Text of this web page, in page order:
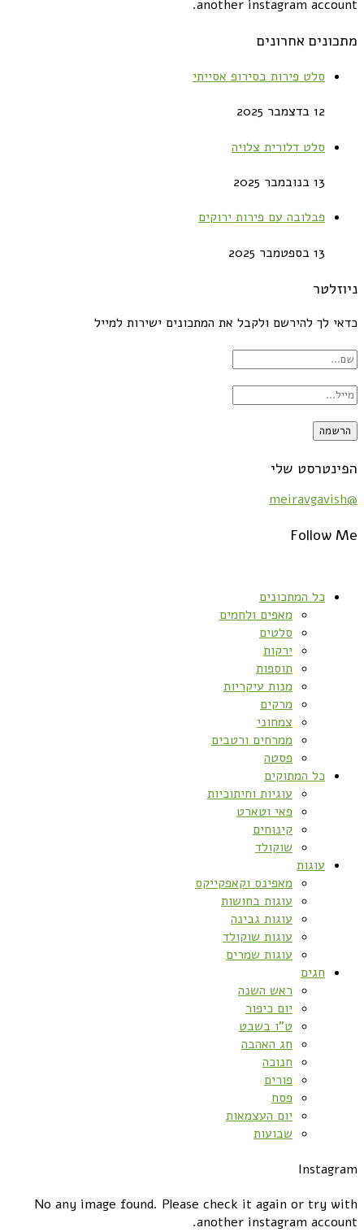
another instagram account.
מתכונים אחרונים
סלט פירות בסירופ אסייתי
12 בדצמבר 2025
סלט דלורית צלויה
13 בנובמבר 2025
פבלובה עם פירות ירוקים
13 בספטמבר 2025
ניוזלטר
כדאי לך להירשם ולקבל את המתכונים ישירות למייל
הפינטרסט שלי
@meiravgavish
Follow Me
כל המתכונים
מאפים ולחמים
סלטים
ירקות
תוספות
מנות עיקריות
מרקים
צמחוני
ממרחים ורטבים
פסטה
כל המתוקים
עוגיות וחיתוכיות
פאי וטארט
קינוחים
שוקולד
עוגות
מאפינס וקאפקייקס
עוגות בחושות
עוגות גבינה
עוגות שוקולד
עוגות שמרים
חגים
ראש השנה
יום כיפור
ט”ו בשבט
חג האהבה
חנוכה
פורים
פסח
יום העצמאות
שבועות
Instagram
No any image found. Please check it again or try with
another instagram account.